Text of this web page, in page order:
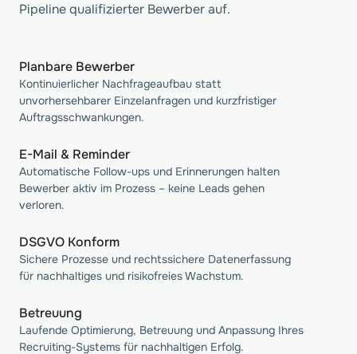
Pipeline qualifizierter Bewerber auf.
Planbare Bewerber
Kontinuierlicher Nachfrageaufbau statt
unvorhersehbarer Einzelanfragen und kurzfristiger
Auftragsschwankungen.
E-Mail & Reminder
Automatische Follow-ups und Erinnerungen halten
Bewerber aktiv im Prozess – keine Leads gehen
verloren.
DSGVO Konform
Sichere Prozesse und rechtssichere Datenerfassung
für nachhaltiges und risikofreies Wachstum.
Betreuung
Laufende Optimierung, Betreuung und Anpassung Ihres
Recruiting-Systems für nachhaltigen Erfolg.